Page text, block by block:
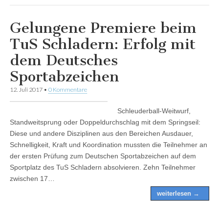
Gelungene Premiere beim
TuS Schladern: Erfolg mit
dem Deutsches
Sportabzeichen
12. Juli 2017 • 0 Kommentare
Schleuderball-Weitwurf,
Standweitsprung oder Doppeldurchschlag mit dem Springseil:
Diese und andere Disziplinen aus den Bereichen Ausdauer,
Schnelligkeit, Kraft und Koordination mussten die Teilnehmer an
der ersten Prüfung zum Deutschen Sportabzeichen auf dem
Sportplatz des TuS Schladern absolvieren. Zehn Teilnehmer
zwischen 17…
weiterlesen →